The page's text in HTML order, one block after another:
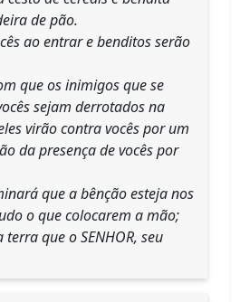
de pão.
ao entrar e benditos serão
que os inimigos que se
sejam derrotados na
virão contra vocês por um
da presença de vocês por
que a bênção esteja nos
o que colocarem a mão;
que o SENHOR, seu